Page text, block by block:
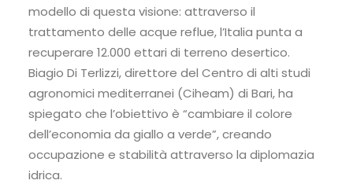
modello di questa visione: attraverso il
trattamento delle acque reflue, l’Italia punta a
recuperare 12.000 ettari di terreno desertico.
Biagio Di Terlizzi, direttore del Centro di alti studi
agronomici mediterranei (Ciheam) di Bari, ha
spiegato che l’obiettivo è “cambiare il colore
dell’economia da giallo a verde”, creando
occupazione e stabilità attraverso la diplomazia
idrica.